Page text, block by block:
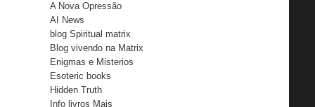
A Nova Opressão
AI News
blog Spiritual matrix
Blog vivendo na Matrix
Enigmas e Misterios
Esoteric books
Hidden Truth
Info livros Mais